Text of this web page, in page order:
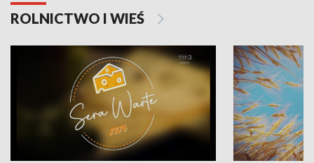
ROLNICTWO I WIEŚ